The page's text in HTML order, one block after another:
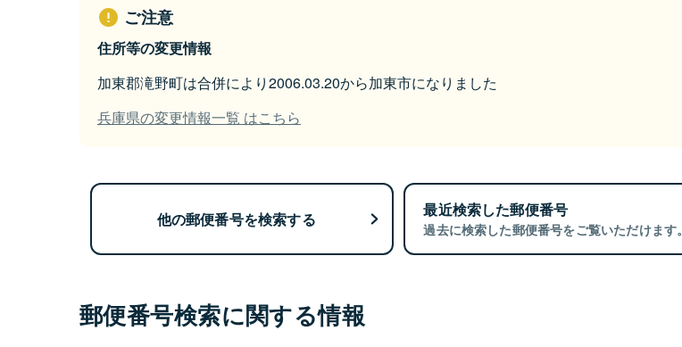
ご注意
住所等の変更情報
加東郡滝野町は合併により2006.03.20から加東市になりました
兵庫県の変更情報一覧 はこちら
他の郵便番号を検索する 最近検索した郵便番号
過去に検索した郵便番号をご覧いただけます。
郵便番号検索に関する情報